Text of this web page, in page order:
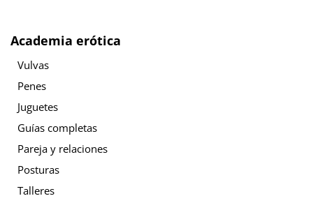
Academia erótica
Vulvas
Penes
Juguetes
Guías completas
Pareja y relaciones
Posturas
Talleres